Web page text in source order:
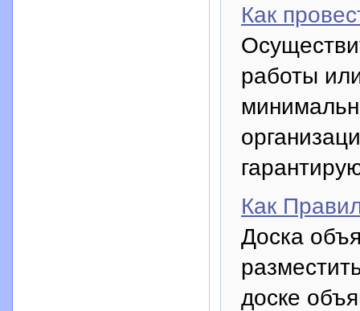
Как
работы
Как
Доска
доске